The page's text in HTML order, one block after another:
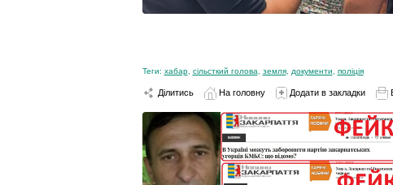
Теги: хабар, сільсткий голова земля, документи поліція
Ділитись На головну Додати в закладки